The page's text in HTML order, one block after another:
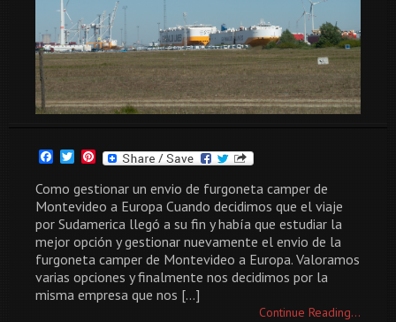
Facebook
TwitterPinterest
Como gestionar un envio de furgoneta camper de
Montevideo a Europa Cuando decidimos que el viaje
por Sudamerica llegó a su fin y había que estudiar la
mejor opción y gestionar nuevamente el envio de la
furgoneta camper de Montevideo a Europa. Valoramos
varias opciones y finalmente nos decidimos por la
misma empresa que nos […]
Continue Reading...